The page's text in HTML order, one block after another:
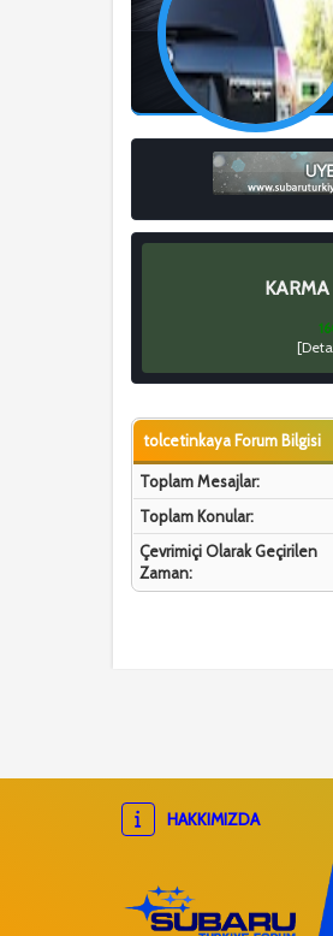
[
tolcetinkaya Forum Bilgisi
Toplam Mesajlar:
Toplam Konular:
Çevrimiçi Olarak Geçirilen
Zaman:
HAKKIMIZDA